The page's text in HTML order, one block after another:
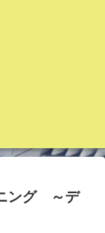
ング ～デ